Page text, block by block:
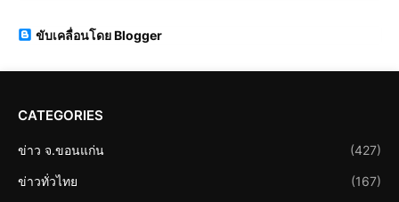
ขับเคลื่อนโดย Blogger
CATEGORIES
ข่าว จ.ขอนแก่น (427)
ข่าวทั่วไทย (167)